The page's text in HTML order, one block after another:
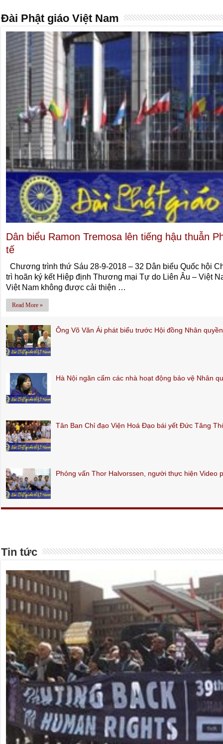
Đài Phật giáo Việt Nam
Dân biểu Ramon Tremosa lên tiếng hậu thuẫn
tế
Chương trình thứ Sáu 28-9-2018 – 32 Dân biểu Quốc hội
trì hoãn ký kết Hiệp định Thương mại Tự do Liên Âu – Việt
Việt Nam không được cải thiện …
Read More »
Ông Võ Văn Ái phát biểu trước Hội đồng Nhân
Hà Nội ngăn cấm các nhà hoạt động bảo vệ Nhân
Tân Ban Chỉ đạo Viện Hoá Đạo bái yết Đức Tăng
Phỏng vấn Thor Halvorssen, người thực hiện Video
Tin tức